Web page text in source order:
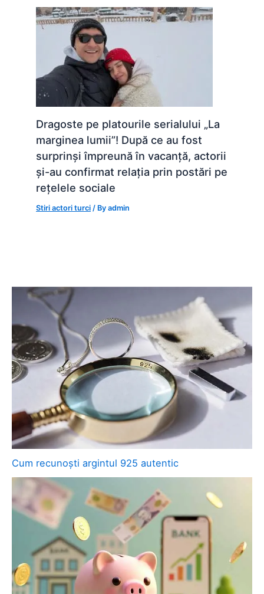
Dragoste pe platourile serialului „La
marginea lumii”! După ce au fost
surprinși împreună în vacanță, actorii
și-au confirmat relația prin postări pe
rețelele sociale
Stiri actori turci / Byadmin
Cum recunoști argintul 925 autentic